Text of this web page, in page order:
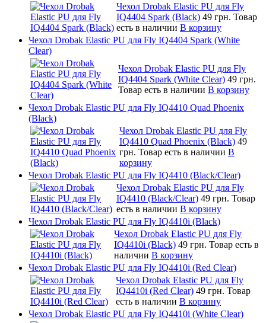
Чехол Drobak Elastic PU для Fly
IQ4404 Spark (Black) 49 грн. Товар
есть в наличии В корзину
Чехол Drobak Elastic PU для Fly IQ4404 Spark (White
Clear)
Чехол Drobak Elastic PU для Fly
IQ4404 Spark (White Clear) 49 грн.
Товар есть в наличии В корзину
Чехол Drobak Elastic PU для Fly IQ4410 Quad Phoenix
(Black)
Чехол Drobak Elastic PU для Fly
IQ4410 Quad Phoenix (Black) 49
грн. Товар есть в наличии В
корзину
Чехол Drobak Elastic PU для Fly IQ4410 (Black/Clear)
Чехол Drobak Elastic PU для Fly
IQ4410 (Black/Clear) 49 грн. Товар
есть в наличии В корзину
Чехол Drobak Elastic PU для Fly IQ4410i (Black)
Чехол Drobak Elastic PU для Fly
IQ4410i (Black) 49 грн. Товар есть в
наличии В корзину
Чехол Drobak Elastic PU для Fly IQ4410i (Red Clear)
Чехол Drobak Elastic PU для Fly
IQ4410i (Red Clear) 49 грн. Товар
есть в наличии В корзину
Чехол Drobak Elastic PU для Fly IQ4410i (White Clear)